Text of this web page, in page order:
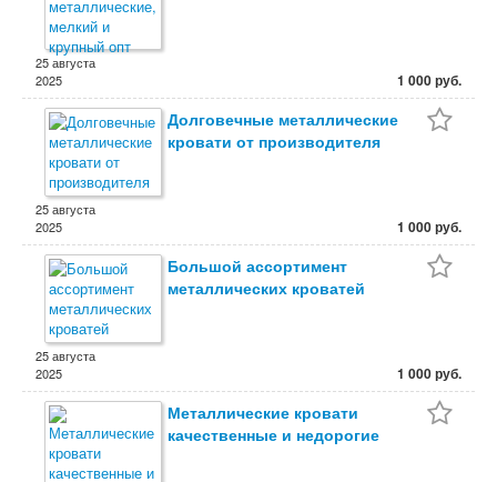
25 августа
2025
1 000 руб.
Долговечные металлические
кровати от производителя
25 августа
2025
1 000 руб.
Большой ассортимент
металлических кроватей
25 августа
2025
1 000 руб.
Металлические кровати
качественные и недорогие